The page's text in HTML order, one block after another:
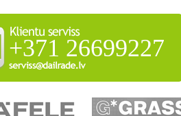
+371 26699227